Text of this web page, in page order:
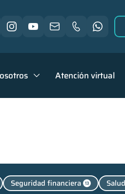
Atención virtual
Seguridad financiera 13